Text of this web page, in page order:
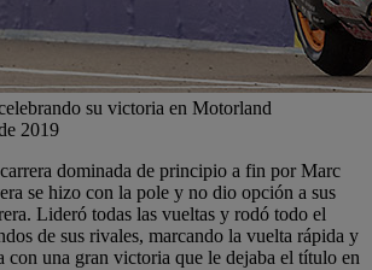
su victoria en Motorland
2019
dominada de principio a fin por Marc
se hizo con la pole y no dio opción a sus
Lideró todas las vueltas y rodó todo el
de sus rivales, marcando la vuelta rápida y
con una gran victoria que le dejaba el título en